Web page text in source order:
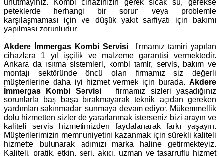
unutmayınız. Kombi cihazınızın gerek sıcak su, gerekse
peteklerde herhangi bir sorun veya problemle
karşılaşmaması için ve düşük yakıt sarfiyatı için bakımı
yapılması zorunludur.
Akdere İmmergas Kombi Servisi firmamız tamiri yapılan
cihazlara 1 yıl işçilik ve malzeme garantisi vermektedir.
Ankara da ısıtma sistemleri, kombi tamir, servis, bakım ve
montajı sektöründe öncü olan firmamız siz değerli
müşterilerine daha iyi hizmet vermek için burada. Akdere
İmmergas Kombi Servisifirmamız sizleri yaşadığınız
sorunlarla baş başa bırakmayarak teknik açıdan gereken
yardımları sakınmadan sunmaya devam ediyor. Mükemmellik
dolu hizmetten sizler de yararlanmak isterseniz bizi arayın ve
kaliteli servis hizmetimizden faydalanarak farkı yaşayın.
Müşterilerimizin memnuniyetini kazanmak için sürekli kaliteli
hizmette bulunarak adımızı marka haline getirmekteyiz.
Kaliteli, pratik, etkin, seri, akıcı, uzman ve tasarruflu hizmet